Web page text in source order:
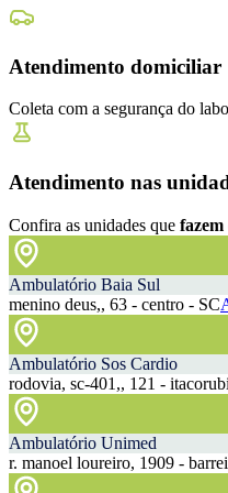
Atendimento domiciliar
Coleta com a segurança do
Atendimento nas
Confira as unidades que fazem
Ambulatório Baia Sul
menino deus,, 63 - centro - SC
Ambulatório Sos Cardio
rodovia, sc-401,, 121 -
Ambulatório Unimed
r. manoel loureiro, 1909 -